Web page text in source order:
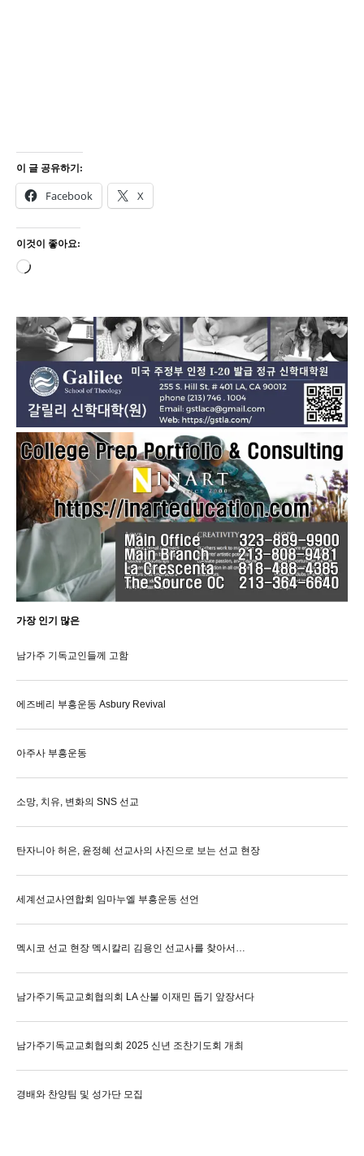
이 글 공유하기:
Facebook X
이것이 좋아요:
로
가장 인기 많은
남가주 기독교인들께 고함
에즈베리 부흥운동 Asbury Revival
아주사 부흥운동
소망, 치유, 변화의 SNS 선교
탄자니아 허은, 윤정혜 선교사의 사진으로 보는 선교 현장
세계선교사연합회 임마누엘 부흥운동 선언
멕시코 선교 현장 멕시칼리 김용인 선교사를 찾아서…
남가주기독교교회협의회 LA 산불 이재민 돕기 앞장서다
남가주기독교교회협의회 2025 신년 조찬기도회 개최
경배와 찬양팀 및 성가단 모집